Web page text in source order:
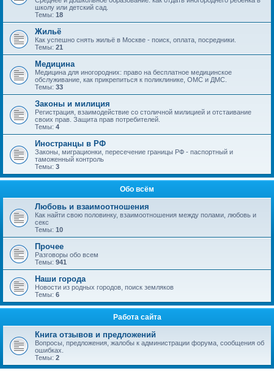
школу или детский сад.
Темы: 18
Жильё
Как успешно снять жильё в Москве - поиск, оплата, посредники.
Темы: 21
Медицина
Медицина для иногородних: право на бесплатное медицинское
обслуживание, как прикрепиться к поликлинике, ОМС и ДМС.
Темы: 33
Законы и милиция
Регистрация, взаимодействие со столичной милицией и отстаивание
своих прав. Защита прав потребителей.
Темы: 4
Иностранцы в РФ
Законы, миграционки, пересечение границы РФ - паспортный и
таможенный контроль
Темы: 3
Обо всём
Любовь и взаимоотношения
Как найти свою половинку, взаимоотношения между полами, любовь и
секс
Темы: 10
Прочее
Разговоры обо всем
Темы: 941
Наши города
Новости из родных городов, поиск земляков
Темы: 6
Работа сайта
Книга отзывов и предложений
Вопросы, предложения, жалобы к администрации форума, сообщения об
ошибках.
Темы: 2